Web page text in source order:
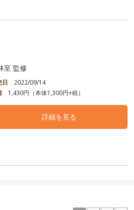
至 監修
日
2022/09/14
1,430円（本体1,300円+税）
詳細を見る